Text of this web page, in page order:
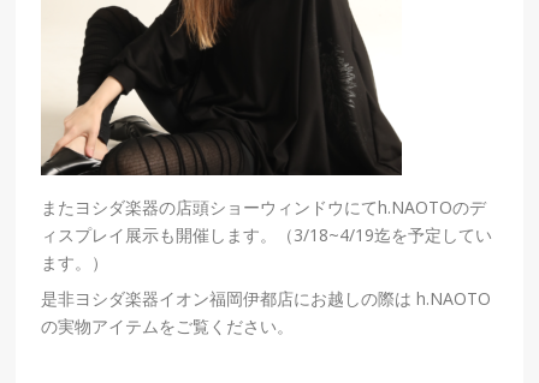
またヨシダ楽器の店頭ショーウィンドウにてh.NAOTOのデ
ィスプレイ展示も開催します。（3/18~4/19迄を予定してい
ます。）
是非ヨシダ楽器イオン福岡伊都店にお越しの際は h.NAOTO
の実物アイテムをご覧ください。